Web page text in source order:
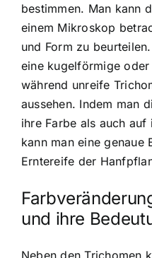
bestimmen. Man kann
einem Mikroskop
und Form zu
eine kugelförmige
während unreife
aussehen. Indem man
ihre Farbe als auch auf
kann man eine genaue
Erntereife der
und ihre